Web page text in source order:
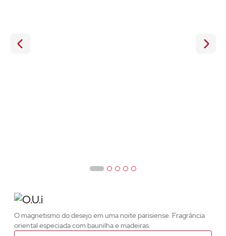
O magnetismo do desejo em uma noite parisiense. Fragrância
oriental especiada com baunilha e madeiras.